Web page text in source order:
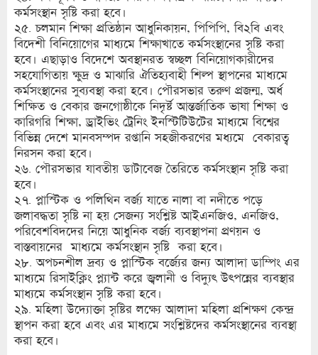
কর্মসংস্থান সৃষ্টি করা হবে।
২৫. চলমান শিক্ষা প্রতিষ্ঠান আধুনিকায়ন, পিপিপি, বি২বি এবং
বিদেশী বিনিয়োগের মাধ্যমে শিক্ষাখাতে কর্মসংস্থানের সৃষ্টি করা
হবে। এছাড়াও বিদেশে অবস্থানরত স্বচ্ছল বিনিয়োগকারীদের
সহযোগিতায় ক্ষুদ্র ও মাঝারি ঐতিহ্যবাহী শিল্প স্থাপনের মাধ্যমে
কর্মসংস্থানের সুব্যবস্থা করা হবে। পৌরসভার তরুণ প্রজন্ম, অর্ধ
শিক্ষিত ও বেকার জনগোষ্ঠীকে নিদৃর্ষ্ট আন্তর্জাতিক ভাষা শিক্ষা ও
কারিগরি শিক্ষা, ড্রাইভিং ট্রেনিং ইনস্টিটিউটের মাধ্যমে বিশ্বের
বিভিন্ন দেশে মানবসম্পদ রপ্তানি সহজীকরণের মধ্যমে বেকারত্ব
নিরসন করা হবে।
২৬. পৌরসভার যাবতীয় ডাটাবেজ তৈরিতে কর্মসংস্থান সৃষ্টি করা
হবে।
২৭. প্লাস্টিক ও পলিথিন বর্জ্য যাতে নালা বা নদীতে পড়ে
জলাবদ্ধতা সৃষ্টি না হয় সেজন্য সংশ্লিষ্ট আইএনজিও, এনজিও,
পরিবেশবিদদের নিয়ে আধুনিক বর্জ্য ব্যবস্থাপনা প্রণয়ন ও
বাস্তবায়নের মাধ্যমে কর্মসংস্থান সৃষ্টি করা হবে।
২৮. অপচনশীল দ্রব্য ও প্লাস্টিক বর্জ্যের জন্য আলাদা ডাম্পিং এর
মাধ্যমে রিসাইক্লিং প্ল্যান্ট করে জ্বলানী ও বিদ্যুৎ উৎপন্নের ব্যবস্থার
মাধ্যমে কর্মসংস্থান সৃষ্টি করা হবে।
২৯. মহিলা উদ্যোক্তা সৃষ্টির লক্ষ্যে আলাদা মহিলা প্রশিক্ষণ কেন্দ্র
স্থাপন করা হবে এবং এর মাধ্যমে সংশ্লিষ্টদের কর্মসংস্থানের ব্যবস্থা
করা হবে।